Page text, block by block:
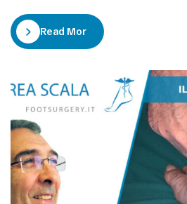
dell’infiammazione e della
scarpe. La sintomatologia legata
Read More